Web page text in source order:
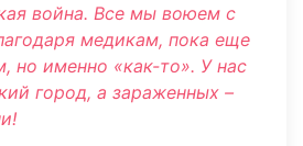
война. Все мы воюем с
медикам, пока еще
но именно «как-то». У нас
город, а зараженных –